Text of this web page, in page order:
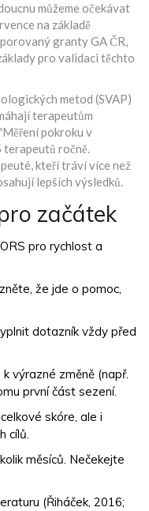
můžeme očekávat
na základě
granty GA ČR,
pro validaci těchto
metod (SVAP)
terapeutům
pokroku v
terapeutů ročně.
kteří tráví více než
lepších výsledků.
začátek
pro rychlost a
že jde o pomoc,
dotazník vždy před
výrazné změně (např.
první část sezení.
skóre, ale i
cílů.
měsíců. Nečekejte
(Řiháček, 2016;